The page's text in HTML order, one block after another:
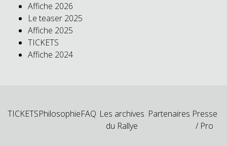
Affiche 2026
Le teaser 2025
Affiche 2025
TICKETS
Affiche 2024
TICKETSPhilosophieFAQ Les archives
du Rallye
Partenaires Presse
/ Pro